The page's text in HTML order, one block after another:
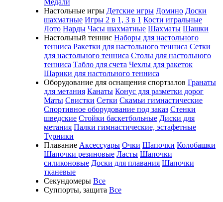
Медали
Настольные игры Детские игры Домино Доски
шахматные Игры 2 в 1, 3 в 1 Кости игральные
Лото Нарды Часы шахматные Шахматы Шашки
Настольный теннис Наборы для настольного
тенниса Ракетки для настольного тенниса Сетки
для настольного тенниса Столы для настольного
тенниса Табло для счета Чехлы для ракеток
Шарики для настольного тенниса
Оборудование для оснащения спортзалов Гранаты
для метания Канаты Конус для разметки дорог
Маты Свистки Сетки Скамьи гимнастические
Спортивное оборудование под заказ Стенки
шведские Стойки баскетбольные Диски для
метания Палки гимнастические, эстафетные
Турники
Плавание Аксессуары Очки Шапочки Колобашки
Шапочки резиновые Ласты Шапочки
силиконовые Доски для плавания Шапочки
тканевые
Секундомеры Все
Суппорты, защита Все